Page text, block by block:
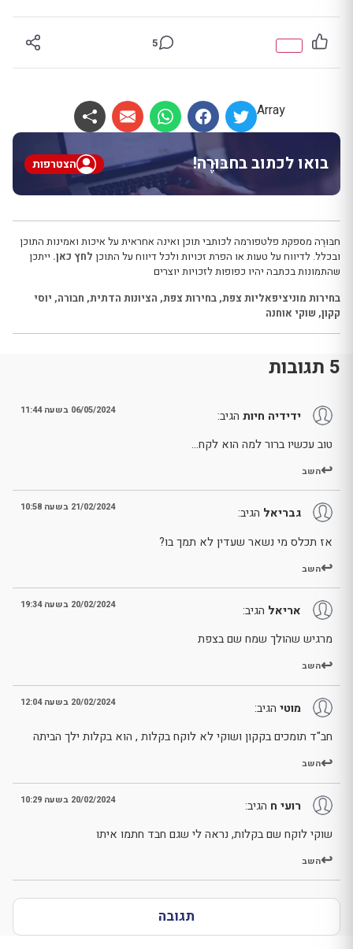
5
Array
בואו לכתוב בחבּוּרֶה! הצטרפות
חבּוּרֶה מספקת פלטפורמה לכותבי תוכן ואינה אחראית על איכות ואמינות התוכן
ובכלל. לדיווח על טעות או הפרת זכויות ולכל דיווח על התוכן לחץ כאן. ייתכן
שהתמונות בכתבה יהיו כפופות לזכויות יוצרים
בחירות מוניציפאליות צפת, בחירות צפת, הציונות הדתית, חבורה, יוסי
קקון, שוקי אוחנה
5 תגובות
ידידיה חיות הגיב: 06/05/2024 בשעה 11:44
טוב עכשיו ברור למה הוא לקח…
השב
גבריאל הגיב: 21/02/2024 בשעה 10:58
אז תכלס מי נשאר שעדין לא תמך בו?
השב
אריאל הגיב: 20/02/2024 בשעה 19:34
מרגיש שהולך שמח שם בצפת
השב
מוטי הגיב: 20/02/2024 בשעה 12:04
חב"ד תומכים בקקון ושוקי לא לוקח בקלות , הוא בקלות ילך הביתה
השב
רועי ח הגיב: 20/02/2024 בשעה 10:29
שוקי לוקח שם בקלות, נראה לי שגם חבד חתמו איתו
השב
תגובה